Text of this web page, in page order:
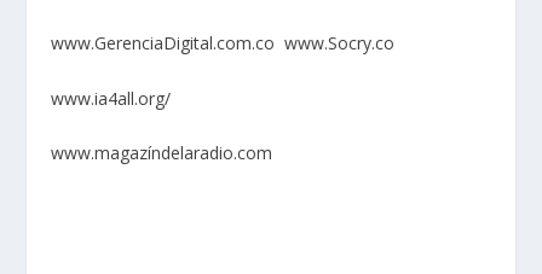
www.GerenciaDigital.com.co www.Socry.co
www.ia4all.org/
www.magazíndelaradio.com